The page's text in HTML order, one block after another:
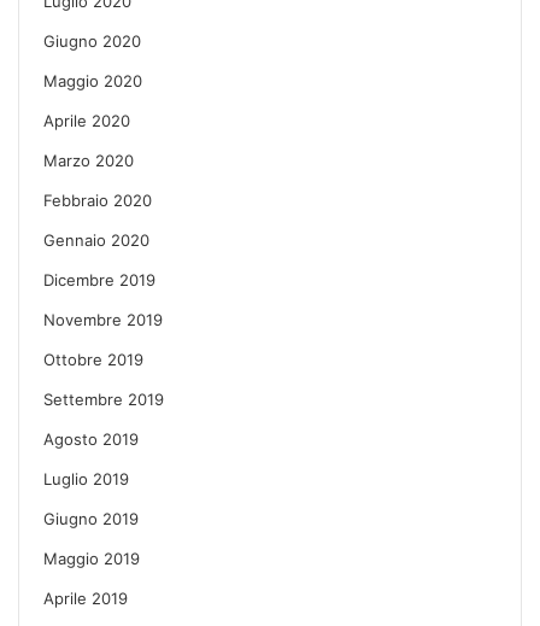
Giugno 2020
Maggio 2020
Aprile 2020
Marzo 2020
Febbraio 2020
Gennaio 2020
Dicembre 2019
Novembre 2019
Ottobre 2019
Settembre 2019
Agosto 2019
Luglio 2019
Giugno 2019
Maggio 2019
Aprile 2019